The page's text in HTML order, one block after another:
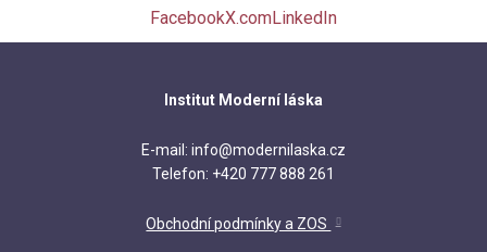
FacebookX.comLinkedIn
Institut Moderní láska
E-mail: info@modernilaska.cz
Telefon: +420 777 888 261
Obchodní podmínky a ZOS